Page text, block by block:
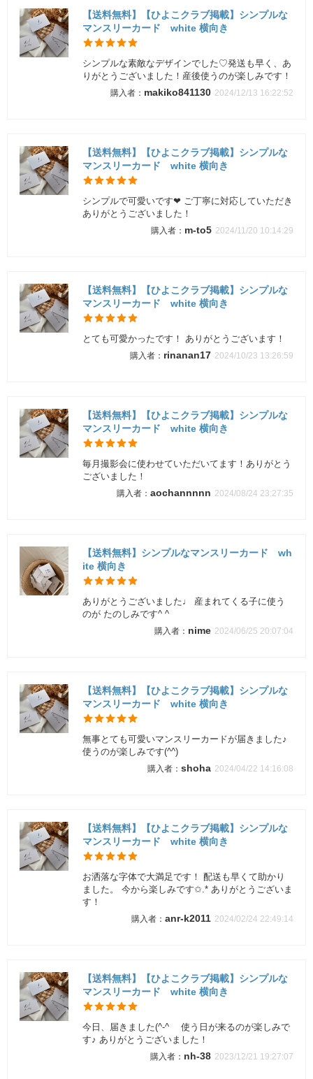
【送料無料】【ひよこクラブ掲載】シンプルな
マンスリーカード white 横向き
シンプルな素敵なデザインでした♡発送も早く、あ
りがとうございました！産後使うのが楽しみです！
makiko841130 2024/12/13 16:22:52
【送料無料】【ひよこクラブ掲載】シンプルな
マンスリーカード white 横向き
シンプルで可愛いです❤︎ ご丁寧に対応していただき
ありがとうございました！
m-to5 2024/11/20 10:14:29
【送料無料】【ひよこクラブ掲載】シンプルな
マンスリーカード white 横向き
とても可愛かったです！ ありがとうございます！
rinanan17 2024/10/23 13:26:59
【送料無料】【ひよこクラブ掲載】シンプルな
マンスリーカード white 横向き
毎月撮影会に使わせていただいてます！ありがとう
ございました！
aochannnnn 2024/08/24 23:27:35
【送料無料】シンプルなマンスリーカード wh
ite 横向き
ありがとうございました♩ 産まれてくる子に使う
のが たのしみです^ ^
nime 2024/06/25 20:07:04
【送料無料】【ひよこクラブ掲載】シンプルな
マンスリーカード white 横向き
無事とても可愛いマンスリーカードが届きました♪
使うのが楽しみです(^^)
shoha 2024/04/22 14:16:08
【送料無料】【ひよこクラブ掲載】シンプルな
マンスリーカード white 横向き
お洒落な字体で大満足です！ 配送も早くて助かり
ました。 今から楽しみです✩.* ありがとうございま
す！
anr-k2011 2024/02/24 22:49:14
【送料無料】【ひよこクラブ掲載】シンプルな
マンスリーカード white 横向き
今日、届きました(^-^ゞ 使う日が来るのが楽しみで
す♪ ありがとうございました！
nh-38 2023/12/21 19:27:07